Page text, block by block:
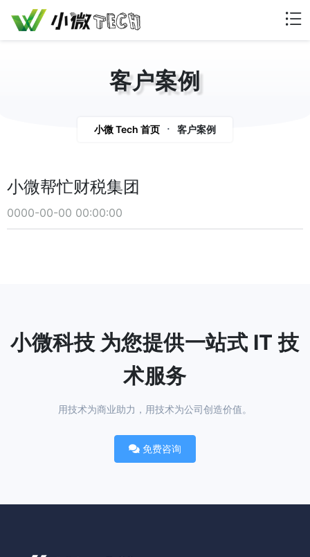
客户案例
小微 Tech 首页 客户案例
小微帮忙财税集团
0000-00-00 00:00:00
小微科技 为您提供一站式 IT 技
术服务
用技术为商业助力，用技术为公司创造价值。
免费咨询